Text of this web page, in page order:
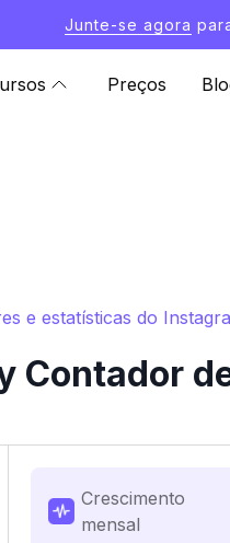
Junte-se agora
Preços
e estatísticas do
Contador
Crescimento
mensal